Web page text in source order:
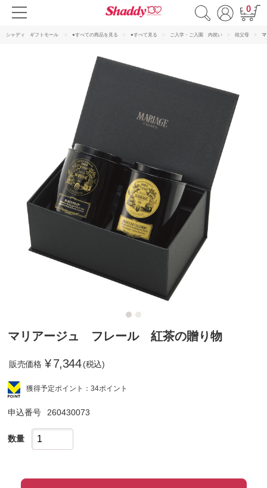
0
シャディ ギフトモール ●すべての商品を見る ●すべて見る ご入学・ご入園 内祝い 祖父母
マリアージュ フレール 紅茶の贈り物
販売価格 ¥7,344 (税込)
獲得予定ポイント：34ポイント
申込番号 260430073
数量